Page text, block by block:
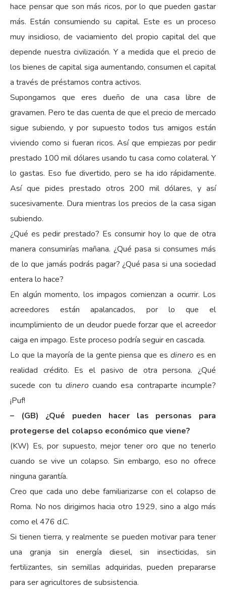
hace pensar que son más ricos, por lo que pueden gastar
más. Están consumiendo su capital. Este es un proceso
muy insidioso, de vaciamiento del propio capital del que
depende nuestra civilización. Y a medida que el precio de
los bienes de capital siga aumentando, consumen el capital
a través de préstamos contra activos.
Supongamos que eres dueño de una casa libre de
gravamen. Pero te das cuenta de que el precio de mercado
sigue subiendo, y por supuesto todos tus amigos están
viviendo como si fueran ricos. Así que empiezas por pedir
prestado 100 mil dólares usando tu casa como colateral. Y
lo gastas. Eso fue divertido, pero se ha ido rápidamente.
Así que pides prestado otros 200 mil dólares, y así
sucesivamente. Dura mientras los precios de la casa sigan
subiendo.
¿Qué es pedir prestado? Es consumir hoy lo que de otra
manera consumirías mañana. ¿Qué pasa si consumes más
de lo que jamás podrás pagar? ¿Qué pasa si una sociedad
entera lo hace?
En algún momento, los impagos comienzan a ocurrir. Los
acreedores están apalancados, por lo que el
incumplimiento de un deudor puede forzar que el acreedor
caiga en impago. Este proceso podría seguir en cascada.
Lo que la mayoría de la gente piensa que esdinero es en
realidad crédito. Es el pasivo de otra persona. ¿Qué
sucede con tu dinerocuando esa contraparte incumple?
¡Puf!
– (GB) ¿Qué pueden hacer las personas para
protegerse del colapso económico que viene?
(KW) Es, por supuesto, mejor tener oro que no tenerlo
cuando se vive un colapso. Sin embargo, eso no ofrece
ninguna garantía.
Creo que cada uno debe familiarizarse con el colapso de
Roma. No nos dirigimos hacia otro 1929, sino a algo más
como el 476 d.C.
Si tienen tierra, y realmente se pueden motivar para tener
una granja sin energía diesel, sin insecticidas, sin
fertilizantes, sin semillas adquiridas, pueden prepararse
para ser agricultores de subsistencia.